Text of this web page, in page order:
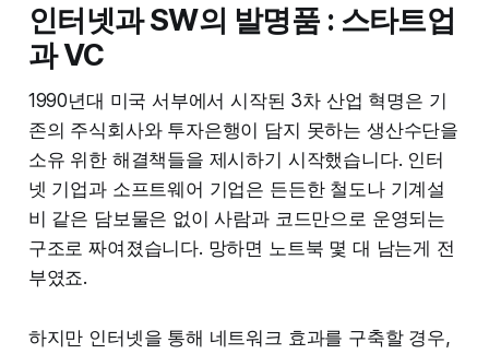
인터넷과 SW의 발명품 : 스타트업
과 VC
1990년대 미국 서부에서 시작된 3차 산업 혁명은 기
존의 주식회사와 투자은행이 담지 못하는 생산수단을
소유 위한 해결책들을 제시하기 시작했습니다. 인터
넷 기업과 소프트웨어 기업은 든든한 철도나 기계설
비 같은 담보물은 없이 사람과 코드만으로 운영되는
구조로 짜여졌습니다. 망하면 노트북 몇 대 남는게 전
부였죠.
하지만 인터넷을 통해 네트워크 효과를 구축할 경우,